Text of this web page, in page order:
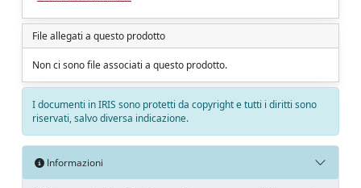
File allegati a questo prodotto
Non ci sono file associati a questo prodotto.
I documenti in IRIS sono protetti da copyright e tutti i diritti sono
riservati, salvo diversa indicazione.
Informazioni